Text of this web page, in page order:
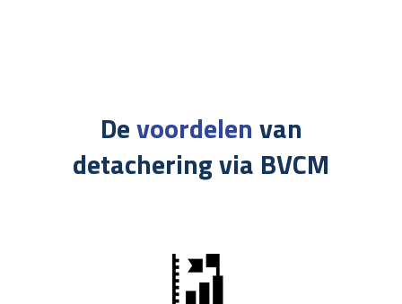
Devoordelenvan
detachering via BVCM